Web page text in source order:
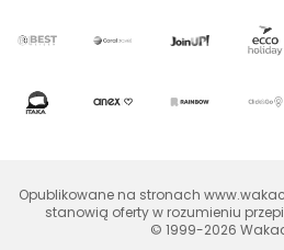
Opublikowane na stronach
stanowią oferty w rozumieniu
© 1999-2026